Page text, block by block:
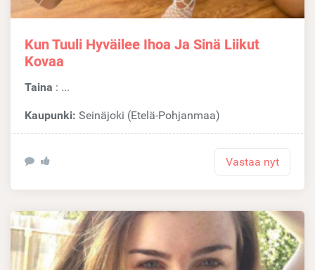
Kun Tuuli Hyväilee Ihoa Ja Sinä Liikut
Kovaa
Taina : ...
Kaupunki: Seinäjoki (Etelä-Pohjanmaa)
Vastaa nyt